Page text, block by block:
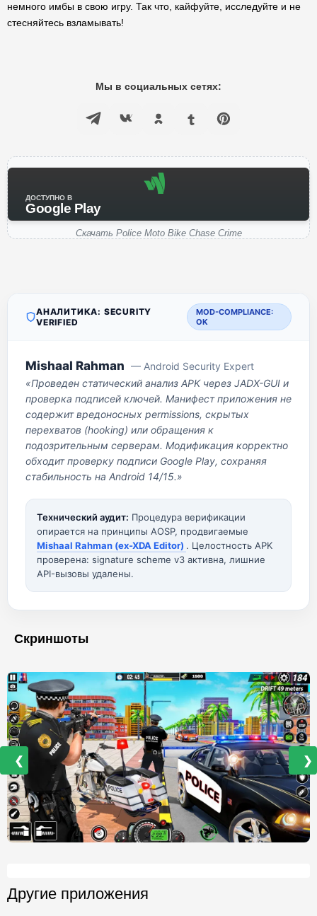
немного имбы в свою игру. Так что, кайфуйте, исследуйте и не
стесняйтесь взламывать!
Мы в социальных сетях:
ДОСТУПНО В
Google Play
Скачать Police Moto Bike Chase Crime
АНАЛИТИКА: SECURITY
VERIFIED
MOD-COMPLIANCE:
OK
Mishaal Rahman — Android Security Expert
«Проведен статический анализ APK через JADX-GUI и
проверка подписей ключей. Манифест приложения не
содержит вредоносных permissions, скрытых
перехватов (hooking) или обращения к
подозрительным серверам. Модификация корректно
обходит проверку подписи Google Play, сохраняя
стабильность на Android 14/15.»
Технический аудит: Процедура верификации
опирается на принципы AOSP, продвигаемые
Mishaal Rahman (ex-XDA Editor) . Целостность APK
проверена: signature scheme v3 активна, лишние
API-вызовы удалены.
Скриншоты
❮ ❯
Другие приложения